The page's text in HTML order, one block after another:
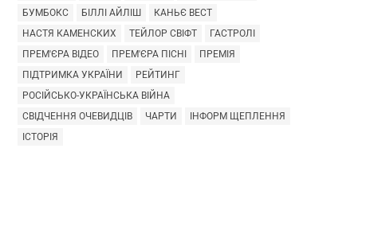
БУМБОКС
БІЛЛІ АЙЛІШ
КАНЬЄ ВЕСТ
НАСТЯ КАМЕНСКИХ
ТЕЙЛОР СВІФТ
ГАСТРОЛІ
ПРЕМ'ЄРА ВІДЕО
ПРЕМ'ЄРА ПІСНІ
ПРЕМІЯ
ПІДТРИМКА УКРАЇНИ
РЕЙТИНГ
РОСІЙСЬКО-УКРАЇНСЬКА ВІЙНА
СВІДЧЕННЯ ОЧЕВИДЦІВ
ЧАРТИ
ІНФОРМ ЩЕПЛЕННЯ
ІСТОРІЯ